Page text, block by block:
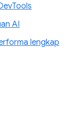
AI
lengkap